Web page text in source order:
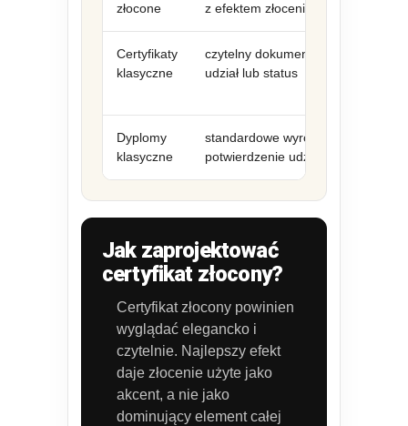
złocone
z efektem złocenia
Certyfikaty
klasyczne
czytelny dokument potwierdzający
udział lub status
Dyplomy
klasyczne
standardowe wyróżnienie lub
potwierdzenie udziału
Jak zaprojektować
certyfikat złocony?
Certyfikat złocony powinien
wyglądać elegancko i
czytelnie. Najlepszy efekt
daje złocenie użyte jako
akcent, a nie jako
dominujący element całej